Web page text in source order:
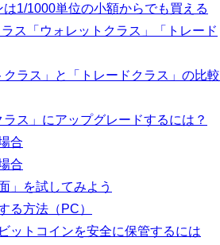
は1/1000単位の小額からでも買える
ス「ウォレットクラス」「トレード
クラス」と「トレードクラス」の比較
ラス」にアップグレードするには？
合
合
」を試してみよう
る方法（PC）
ットコインを安全に保管するには